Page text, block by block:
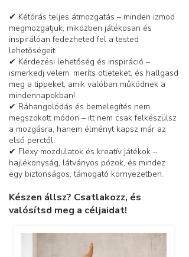
✔ Kétórás teljes átmozgatás – minden izmod
megmozgatjuk, miközben játékosan és
inspirálóan fedezheted fel a tested
lehetőségeit.
✔ Kérdezési lehetőség és inspiráció –
ismerkedj velem, meríts ötleteket, és hallgasd
meg a tippeket, amik valóban működnek a
mindennapokban!
✔ Ráhangolódás és bemelegítés nem
megszokott módon – itt nem csak felkészülsz
a mozgásra, hanem élményt kapsz már az
első perctől.
✔ Flexy mozdulatok és kreatív játékok –
hajlékonyság, látványos pózok, és mindez
egy biztonságos, támogató környezetben.
Készen állsz? Csatlakozz, és
valósítsd meg a céljaidat!